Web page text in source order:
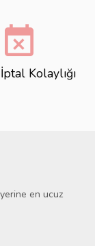
event_busy
Kolaylığı
en ucuz